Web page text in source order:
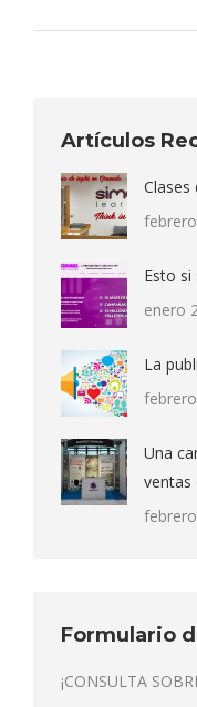
Artículos
Clases
Esto si
enero
La
Una
ventas
Formulario
¡CONSULTA